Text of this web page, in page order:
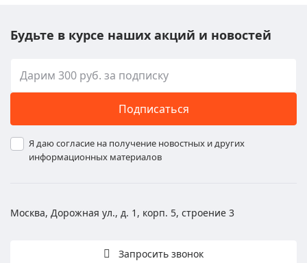
Будьте в курсе наших акций и новостей
Подписаться
Я даю согласие на получение новостных и других
информационных материалов
Москва, Дорожная ул., д. 1, корп. 5, строение 3
Запросить звонок